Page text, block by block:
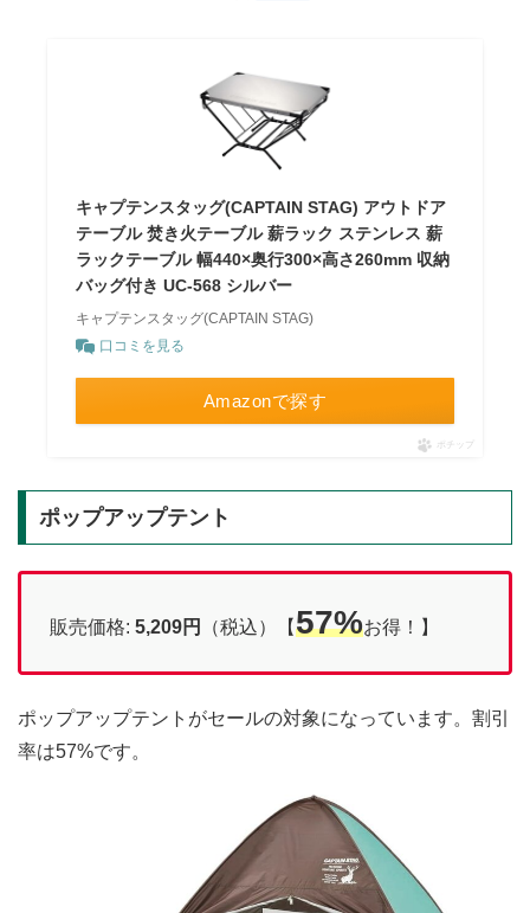
キャプテンスタッグ(CAPTAIN STAG) アウトドア
テーブル 焚き火テーブル 薪ラック ステンレス 薪
ラックテーブル 幅440×奥行300×高さ260mm 収納
バッグ付き UC-568 シルバー
キャプテンスタッグ(CAPTAIN STAG)
口コミを見る
Amazonで探す
ポチップ
ポップアップテント
販売価格: 5,209円 （税込）【57%お得！】
ポップアップテントがセールの対象になっています。割引
率は57%です。